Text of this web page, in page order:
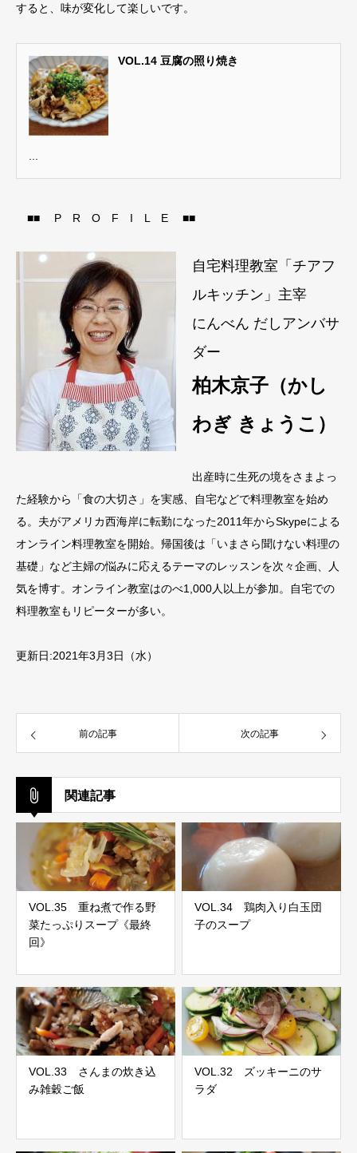
すると、味が変化して楽しいです。
VOL.14 豆腐の照り焼き
■■ P R O F I L E ■■
自宅料理教室「チアフ
ルキッチン」主宰
にんべん だしアンバサ
ダー
柏木京子（かし
わぎ きょうこ）
出産時に生死の境をさまよっ
た経験から「食の大切さ」を実感、自宅などで料理教室を始め
る。夫がアメリカ西海岸に転勤になった2011年からSkypeによる
オンライン料理教室を開始。帰国後は「いまさら聞けない料理の
基礎」など主婦の悩みに応えるテーマのレッスンを次々企画、人
気を博す。オンライン教室はのべ1,000人以上が参加。自宅での
料理教室もリピーターが多い。
更新日:2021年3月3日（水）
前の記事 次の記事
関連記事
VOL.35 重ね煮で作る野
菜たっぷりスープ《最終
回》
VOL.34 鶏肉入り白玉団
子のスープ
VOL.33 さんまの炊き込
み雑穀ご飯
VOL.32 ズッキーニのサ
ラダ